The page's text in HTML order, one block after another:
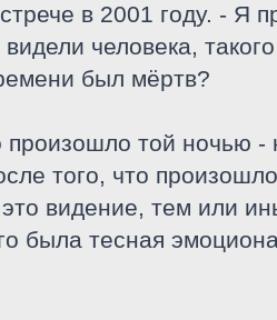
в 2001 году. - Я
человека,
был мёртв?
той ночью
того, что
видение, тем или
была тесная